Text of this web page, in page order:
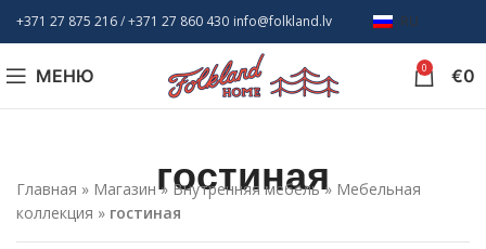
+371 27 875 216/ +371 27 860 430 info@folkland.lv RU
МЕНЮ 0 €0
гостиная
Главная » Магазин» Внутренняя мебель» Мебельная
коллекция » гостиная